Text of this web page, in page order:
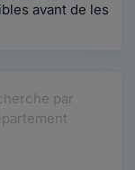
avant de les
par